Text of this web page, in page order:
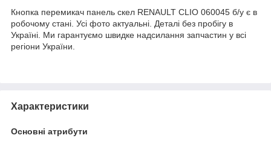
Кнопка перемикач панель скел RENAULT CLIO 060045 б/у є в
робочому стані. Усі фото актуальні. Деталі без пробігу в
Україні. Ми гарантуємо швидке надсилання запчастин у всі
регіони України.
Характеристики
Основні атрибути